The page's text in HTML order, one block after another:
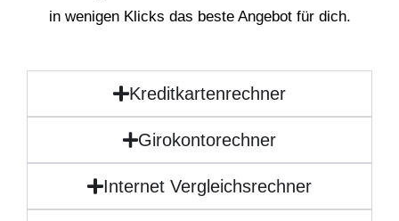
in wenigen Klicks das beste Angebot für dich.
Kreditkartenrechner
Girokontorechner
Internet Vergleichsrechner